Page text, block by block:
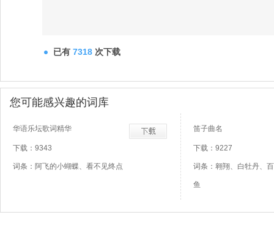
已有 7318 次下载
您可能感兴趣的词库
华语乐坛歌词精华
下载：9343
词条：阿飞的小蝴蝶、看不见终点
笛子曲名
下载：9227
词条：翱翔、白牡丹、
鱼